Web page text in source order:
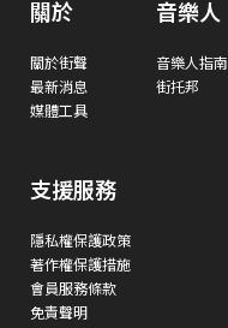
關於
關於街聲
最新消息
媒體工具
音樂人
音樂人指南
街托邦
支援服務
隱私權保護政策
著作權保護措施
會員服務條款
免責聲明